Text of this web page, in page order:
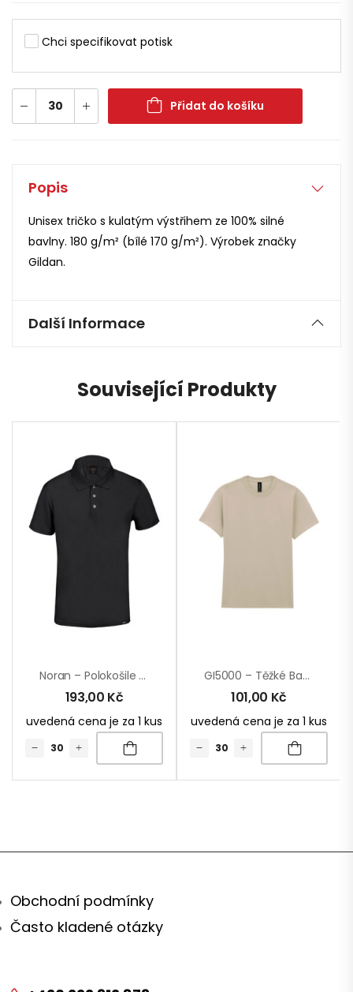
Chci specifikovat potisk
Přidat do košíku
Popis
Unisex tričko s kulatým výstřihem ze 100% silné
bavlny. 180 g/m² (bílé 170 g/m²). Výrobek značky
Gildan.
Další Informace
Související Produkty
Noran – Polokošile RPET
193,00 Kč
uvedená cena je za 1 kus
GI5000 – Těžké Bavlněné Tričko
101,00 Kč
uvedená cena je za 1 kus
Obchodní podmínky
Často kladené otázky